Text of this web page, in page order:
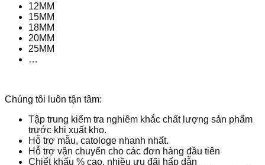
12MM
15MM
18MM
20MM
25MM
…
Chúng tôi luôn tận tâm:
Tập trung kiểm tra nghiêm khắc chất lượng sản phẩm
trước khi xuất kho.
Hỗ trợ mẫu, catologe nhanh nhất.
Hỗ trợ vận chuyển cho các đơn hàng đầu tiên
Chiết khấu % cao, nhiều ưu đãi hấp dẫn